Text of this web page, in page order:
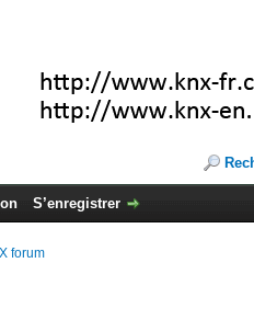
S’enregistrer
forum